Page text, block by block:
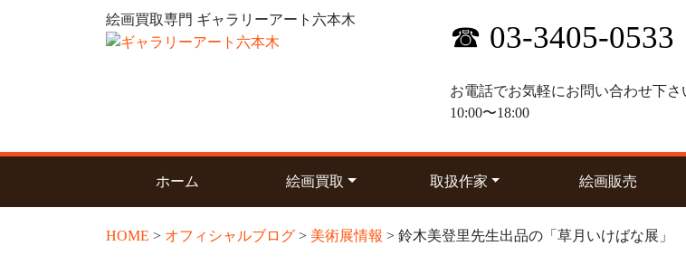
絵画買取専門 ギャラリーアート六本木
☎ 03-3405-0533
お電話でお気軽にお問い合わせ下さ
10:00〜18:00
ホーム 絵画買取 (current) 取扱作家(current) 絵画販売
HOME > オフィシャルブログ > 美術展情報 > 鈴木美登里先生出品の「草月いけばな展」